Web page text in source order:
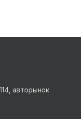
авторынок